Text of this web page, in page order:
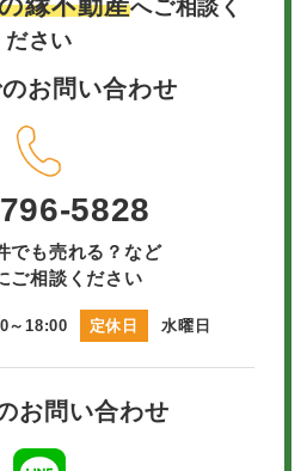
へご相談く
ださい
お問い合わせ
5828
でも売れる？など
ご相談ください
～18:00 定休日 水曜日
お問い合わせ